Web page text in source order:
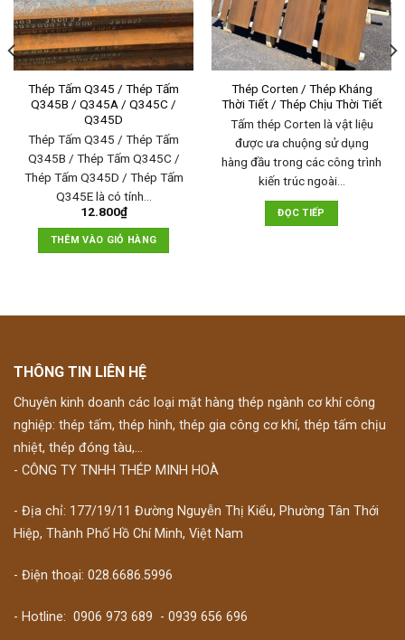
Thép Tấm Q345 / Thép Tấm
Q345B / Q345A / Q345C /
Q345D
Thép Tấm Q345 / Thép Tấm
Q345B / Thép Tấm Q345C /
Thép Tấm Q345D / Thép Tấm
Q345E là có tính…
12.800₫
THÊM VÀO GIỎ HÀNG
Thép Corten / Thép Kháng
Thời Tiết / Thép Chịu Thời Tiết
Tấm thép Corten là vật liệu
được ưa chuộng sử dụng
hàng đầu trong các công trình
kiến trúc ngoài…
ĐỌC TIẾP
THÔNG TIN LIÊN HỆ
Chuyên kinh doanh các loại mặt hàng thép ngành cơ khí công
nghiệp: thép tấm, thép hình, thép gia công cơ khí, thép tấm chịu
nhiệt, thép đóng tàu,...
- CÔNG TY TNHH THÉP MINH HOÀ
- Địa chỉ: 177/19/11 Đường Nguyễn Thị Kiểu, Phường Tân Thới
Hiệp, Thành Phố Hồ Chí Minh, Việt Nam
- Điện thoại: 028.6686.5996
- Hotline: 0906 973 689 - 0939 656 696